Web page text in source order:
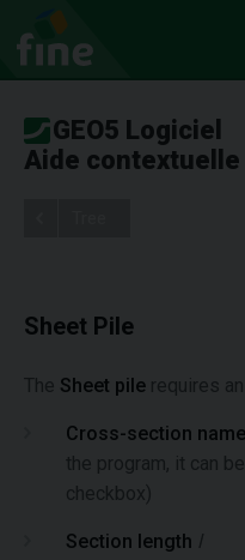
GEO5 Logiciel
Aide contextuelle
Sheet Pile
The Sheet pile requires
Cross-section name
the program, it can
checkbox)
Section length l